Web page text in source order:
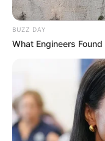
Friss hírek
Művészek
Világ
BUZZ DAY
What Engineers